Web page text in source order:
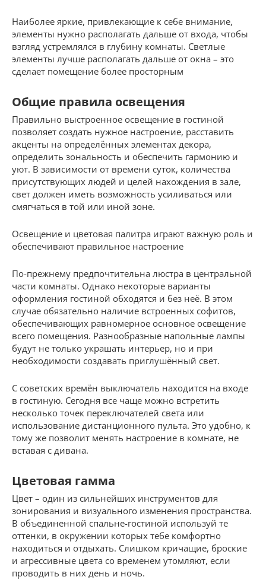
Наиболее яркие, привлекающие к себе внимание,
элементы нужно располагать дальше от входа, чтобы
взгляд устремлялся в глубину комнаты. Светлые
элементы лучше располагать дальше от окна – это
сделает помещение более просторным
Общие правила освещения
Правильно выстроенное освещение в гостиной
позволяет создать нужное настроение, расставить
акценты на определённых элементах декора,
определить зональность и обеспечить гармонию и
уют. В зависимости от времени суток, количества
присутствующих людей и целей нахождения в зале,
свет должен иметь возможность усиливаться или
смягчаться в той или иной зоне.
Освещение и цветовая палитра играют важную роль и
обеспечивают правильное настроение
По-прежнему предпочтительна люстра в центральной
части комнаты. Однако некоторые варианты
оформления гостиной обходятся и без неё. В этом
случае обязательно наличие встроенных софитов,
обеспечивающих равномерное основное освещение
всего помещения. Разнообразные напольные лампы
будут не только украшать интерьер, но и при
необходимости создавать приглушённый свет.
С советских времён выключатель находится на входе
в гостиную. Сегодня все чаще можно встретить
несколько точек переключателей света или
использование дистанционного пульта. Это удобно, к
тому же позволит менять настроение в комнате, не
вставая с дивана.
Цветовая гамма
Цвет – один из сильнейших инструментов для
зонирования и визуального изменения пространства.
В объединенной спальне-гостиной используй те
оттенки, в окружении которых тебе комфортно
находиться и отдыхать. Слишком кричащие, броские
и агрессивные цвета со временем утомляют, если
проводить в них день и ночь.